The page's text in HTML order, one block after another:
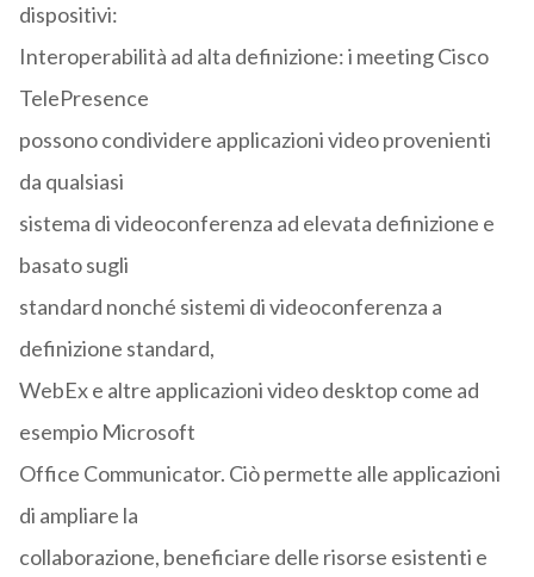
dispositivi:
Interoperabilità ad alta definizione: i meeting Cisco
TelePresence
possono condividere applicazioni video provenienti
da qualsiasi
sistema di videoconferenza ad elevata definizione e
basato sugli
standard nonché sistemi di videoconferenza a
definizione standard,
WebEx e altre applicazioni video desktop come ad
esempio Microsoft
Office Communicator. Ciò permette alle applicazioni
di ampliare la
collaborazione, beneficiare delle risorse esistenti e